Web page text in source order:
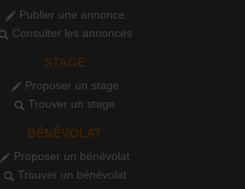
Publier une annonce
Consulter les annonces
STAGE
Proposer un stage
Trouver un stage
BÉNÉVOLAT
Proposer un bénévolat
Trouver un bénévolat